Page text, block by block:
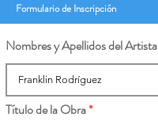
Formulario de Inscripción
Nombres y Apellidos del Artista
Título de la Obra